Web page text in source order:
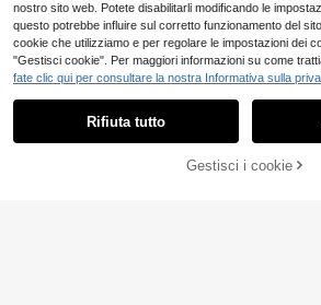
AGGIUNGI AL
nostro sito web. Potete disabilitarli modificando le
questo potrebbe influire sul corretto funzionamento del
cookie che utilizziamo e per regolare le impostazioni dei
"Gestisci cookie". Per maggiori informazioni su come
fate clic qui per consultare la nostra Informativa sulla
Rifiuta tutto
Gestisci i cookie